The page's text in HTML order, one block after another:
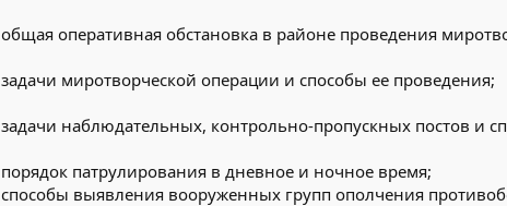
общая оперативная обстановка в районе проведения
задачи миротворческой операции и способы ее проведения;
задачи наблюдательных, контрольно-пропускных постов и
порядок патрулирования в дневное и ночное время;
способы выявления вооруженных групп ополчения